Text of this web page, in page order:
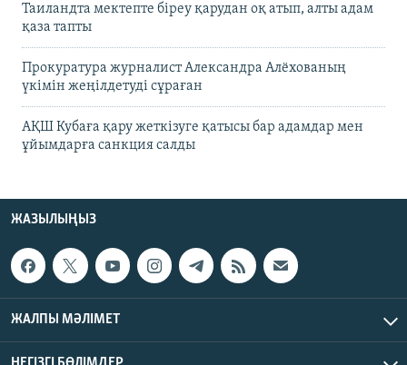
Таиландта мектепте біреу қарудан оқ атып, алты адам
қаза тапты
Прокуратура журналист Александра Алёхованың
үкімін жеңілдетуді сұраған
АҚШ Кубаға қару жеткізуге қатысы бар адамдар мен
ұйымдарға санкция салды
ЖАЗЫЛЫҢЫЗ
ЖАЛПЫ МӘЛІМЕТ